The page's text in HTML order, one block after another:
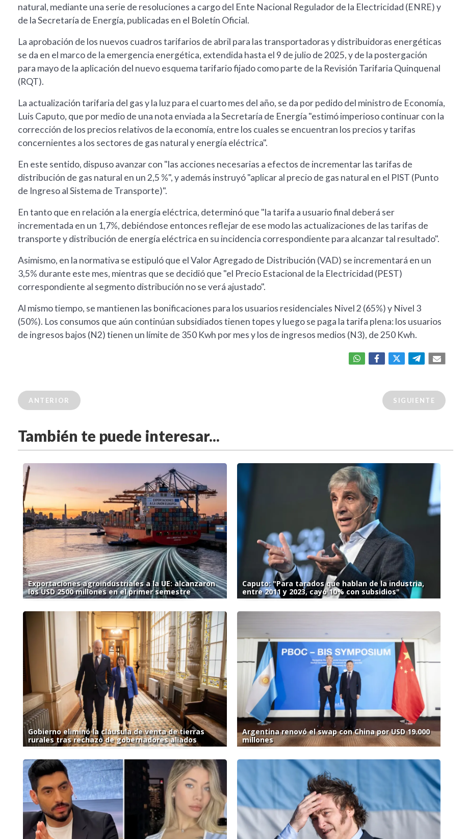
natural, mediante una serie de resoluciones a cargo del Ente Nacional Regulador de la Electricidad (ENRE) y
de la Secretaría de Energía, publicadas en el Boletín Oficial.
La aprobación de los nuevos cuadros tarifarios de abril para las transportadoras y distribuidoras energéticas
se da en el marco de la emergencia energética, extendida hasta el 9 de julio de 2025, y de la postergación
para mayo de la aplicación del nuevo esquema tarifario fijado como parte de la Revisión Tarifaria Quinquenal
(RQT).
La actualización tarifaria del gas y la luz para el cuarto mes del año, se da por pedido del ministro de Economía,
Luis Caputo, que por medio de una nota enviada a la Secretaría de Energía "estimó imperioso continuar con la
corrección de los precios relativos de la economía, entre los cuales se encuentran los precios y tarifas
concernientes a los sectores de gas natural y energía eléctrica".
En este sentido, dispuso avanzar con "las acciones necesarias a efectos de incrementar las tarifas de
distribución de gas natural en un 2,5 %", y además instruyó "aplicar al precio de gas natural en el PIST (Punto
de Ingreso al Sistema de Transporte)".
En tanto que en relación a la energía eléctrica, determinó que "la tarifa a usuario final deberá ser
incrementada en un 1,7%, debiéndose entonces reflejar de ese modo las actualizaciones de las tarifas de
transporte y distribución de energía eléctrica en su incidencia correspondiente para alcanzar tal resultado".
Asimismo, en la normativa se estipuló que el Valor Agregado de Distribución (VAD) se incrementará en un
3,5% durante este mes, mientras que se decidió que "el Precio Estacional de la Electricidad (PEST)
correspondiente al segmento distribución no se verá ajustado".
Al mismo tiempo, se mantienen las bonificaciones para los usuarios residenciales Nivel 2 (65%) y Nivel 3
(50%). Los consumos que aún continúan subsidiados tienen topes y luego se paga la tarifa plena: los usuarios
de ingresos bajos (N2) tienen un límite de 350 Kwh por mes y los de ingresos medios (N3), de 250 Kwh.
ANTERIOR SIGUIENTE
También te puede interesar...
Exportaciones agroindustriales a la UE: alcanzaron
los USD 2500 millones en el primer semestre
Caputo: "Para tarados que hablan de la industria,
entre 2011 y 2023, cayó 10% con subsidios"
Gobierno eliminó la cláusula de venta de tierras
rurales tras rechazo de gobernadores aliados
Argentina renovó el swap con China por USD 19.000
millones